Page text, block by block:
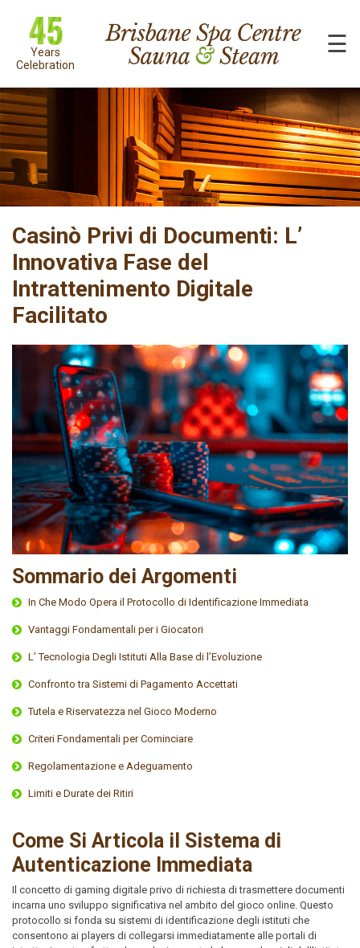
Years
Celebration
☰
Casinò Privi di Documenti: L’
Innovativa Fase del
Intrattenimento Digitale
Facilitato
Sommario dei Argomenti
In Che Modo Opera il Protocollo di Identificazione Immediata
Vantaggi Fondamentali per i Giocatori
L’ Tecnologia Degli Istituti Alla Base di l’Evoluzione
Confronto tra Sistemi di Pagamento Accettati
Tutela e Riservatezza nel Gioco Moderno
Criteri Fondamentali per Cominciare
Regolamentazione e Adeguamento
Limiti e Durate dei Ritiri
Come Si Articola il Sistema di
Autenticazione Immediata
Il concetto di gaming digitale privo di richiesta di trasmettere documenti
incarna uno sviluppo significativa nel ambito del gioco online. Questo
protocollo si fonda su sistemi di identificazione degli istituti che
consentono ai players di collegarsi immediatamente alle portali di